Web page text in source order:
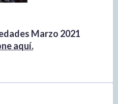
Marzo 2021
aquí.